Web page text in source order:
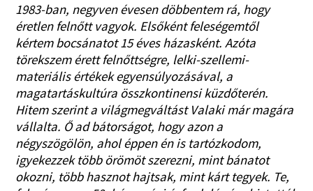
1983-ban, negyven évesen döbbentem rá, hogy
éretlen felnőtt vagyok. Elsőként feleségemtől
kértem bocsánatot 15 éves házasként. Azóta
törekszem érett felnőttségre, lelki-szellemi-
materiális értékek egyensúlyozásával, a
magatartáskultúra összkontinensi küzdőterén.
Hitem szerint a világmegváltást Valaki már magára
vállalta. Ő ad bátorságot, hogy azon a
négyszögölön, ahol éppen én is tartózkodom,
igyekezzek több örömöt szerezni, mint bánatot
okozni, több hasznot hajtsak, mint kárt tegyek. Te,